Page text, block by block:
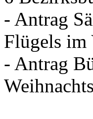
- Antrag
Flügels im
- Antrag